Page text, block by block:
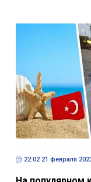
22:02 21 февраля